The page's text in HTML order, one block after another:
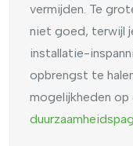
vermijden. Te
niet goed, terwijl
installatie-
opbrengst te
mogelijkheden